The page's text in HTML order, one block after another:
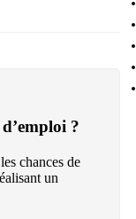
?
chances de
un